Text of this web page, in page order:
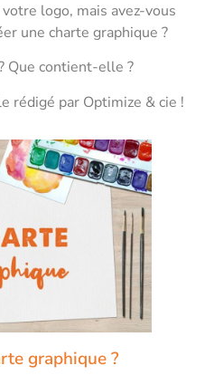
logo, mais avez-vous
une charte graphique ?
Que contient-elle ?
rédigé par Optimize & cie !
graphique ?